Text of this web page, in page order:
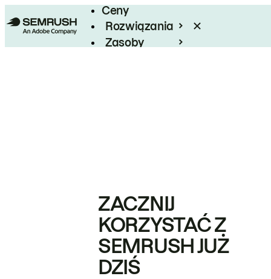
Ceny
Rozwiązania
Zasoby
ZACZNIJ
KORZYSTAĆ Z
SEMRUSH JUŻ
DZIŚ